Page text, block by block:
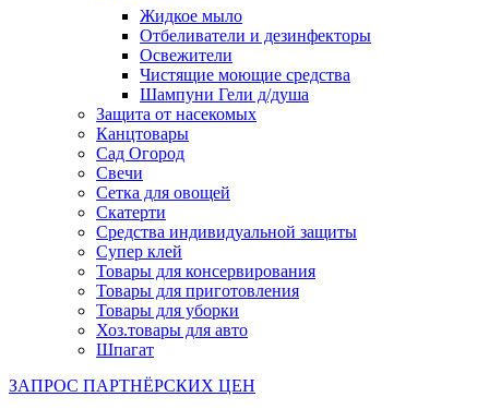
Жидкое мыло
Отбеливатели и дезинфекторы
Освежители
Чистящие моющие средства
Шампуни Гели д/душа
Защита от насекомых
Канцтовары
Сад Огород
Свечи
Сетка для овощей
Скатерти
Средства индивидуальной защиты
Супер клей
Товары для консервирования
Товары для приготовления
Товары для уборки
Хоз.товары для авто
Шпагат
ЗАПРОС ПАРТНЁРСКИХ ЦЕН